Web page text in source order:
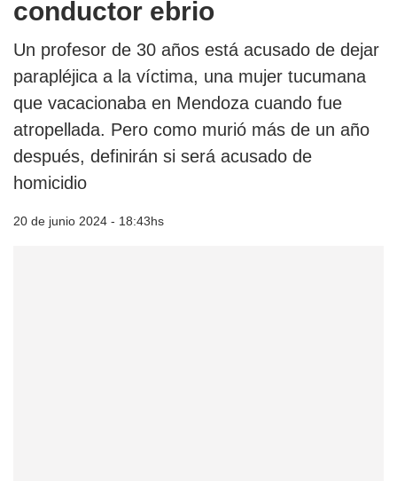
conductor ebrio
Un profesor de 30 años está acusado de dejar
parapléjica a la víctima, una mujer tucumana
que vacacionaba en Mendoza cuando fue
atropellada. Pero como murió más de un año
después, definirán si será acusado de
homicidio
20 de junio 2024 - 18:43hs